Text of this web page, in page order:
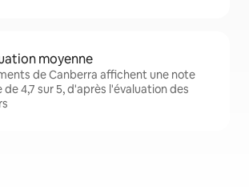
moyenne
de Canberra affichent une note
de 4,7 sur 5, d'après l'évaluation des